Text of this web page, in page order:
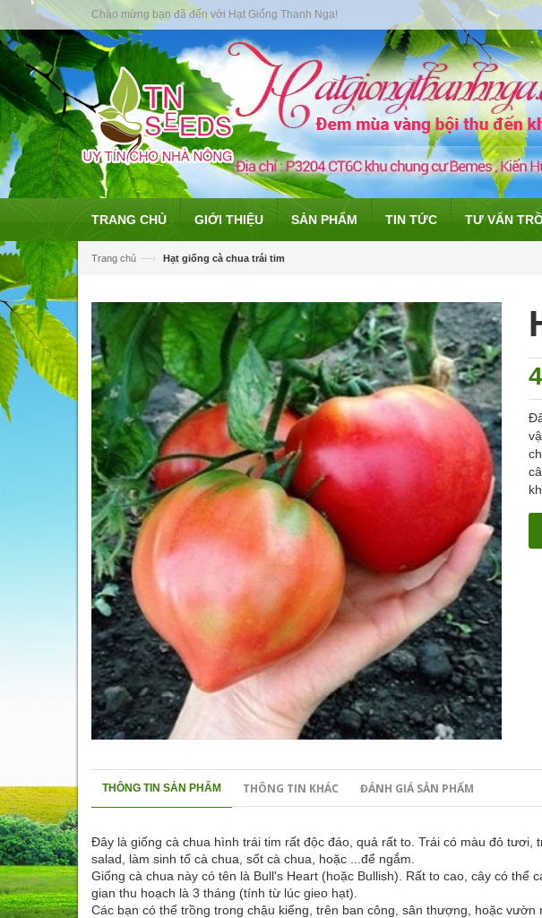
Chào mừng bạn đã đến với Hạt Giống Thanh Nga!
TRANG CHỦ GIỚI THIỆU SẢN PHẨM TIN TỨC TƯ VẤN
Trang chủ —› Hạt giống cà chua trái tim
THÔNG TIN SẢN PHẨM THÔNG TIN KHÁC ĐÁNH GIÁ SẢN PHẨM
Đây là giống cà chua hình trái tim rất độc đáo, quả rất to. Trái có màu đỏ tươi,
salad, làm sinh tố cà chua, sốt cà chua, hoặc ...để ngắm.
Giống cà chua này có tên là Bull's Heart (hoặc Bullish). Rất to cao, cây có
gian thu hoạch là 3 tháng (tính từ lúc gieo hạt).
Các bạn có thể trồng trong chậu kiểng, trên ban công, sân thượng, hoặc vườn